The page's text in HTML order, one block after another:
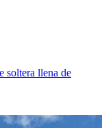
soltera llena de